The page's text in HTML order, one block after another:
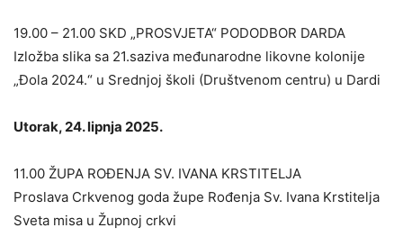
19.00 – 21.00 SKD „PROSVJETA“ PODODBOR DARDA
Izložba slika sa 21.saziva međunarodne likovne kolonije
„Đola 2024.“ u Srednjoj školi (Društvenom centru) u Dardi
Utorak, 24. lipnja 2025.
11.00 ŽUPA ROĐENJA SV. IVANA KRSTITELJA
Proslava Crkvenog goda župe Rođenja Sv. Ivana Krstitelja
Sveta misa u Župnoj crkvi